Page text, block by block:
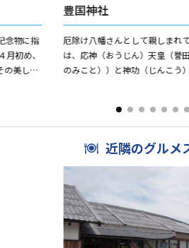
念物に指
初め、
の美しさ
豊国神社
厄除け八幡さんとして親しまれ
は、応神（おうじん）天皇（誉
のみこと））と神功（じんこう
近隣のグルメ